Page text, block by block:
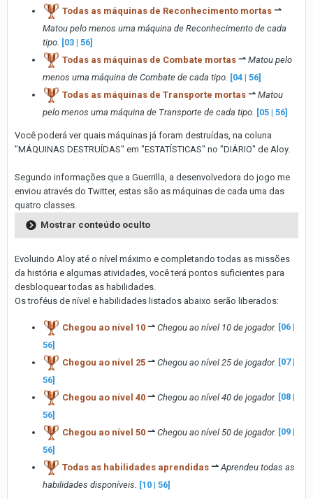
Todas as máquinas de Reconhecimento mortas ⇀
Matou pelo menos uma máquina de Reconhecimento de cada
tipo. [03 | 56]
Todas as máquinas de Combate mortas ⇀ Matou pelo
menos uma máquina de Combate de cada tipo. [04 | 56]
Todas as máquinas de Transporte mortas ⇀ Matou
pelo menos uma máquina de Transporte de cada tipo. [05 | 56]
Você poderá ver quais máquinas já foram destruídas, na coluna
"MÁQUINAS DESTRUÍDAS" em "ESTATÍSTICAS" no "DIÁRIO" de Aloy.
Segundo informações que a Guerrilla, a desenvolvedora do jogo me
enviou através do Twitter, estas são as máquinas de cada uma das
quatro classes.
Mostrar conteúdo oculto
Evoluindo Aloy até o nível máximo e completando todas as missões
da história e algumas atividades, você terá pontos suficientes para
desbloquear todas as habilidades.
Os troféus de nível e habilidades listados abaixo serão liberados:
Chegou ao nível 10 ⇀ Chegou ao nível 10 de jogador. [06 |
56]
Chegou ao nível 25 ⇀ Chegou ao nível 25 de jogador. [07 |
56]
Chegou ao nível 40 ⇀ Chegou ao nível 40 de jogador. [08 |
56]
Chegou ao nível 50 ⇀ Chegou ao nível 50 de jogador. [09 |
56]
Todas as habilidades aprendidas ⇀ Aprendeu todas as
habilidades disponíveis. [10 | 56]